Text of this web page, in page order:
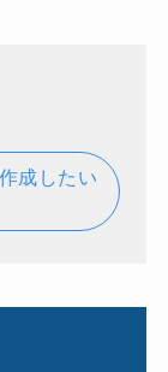
成したい